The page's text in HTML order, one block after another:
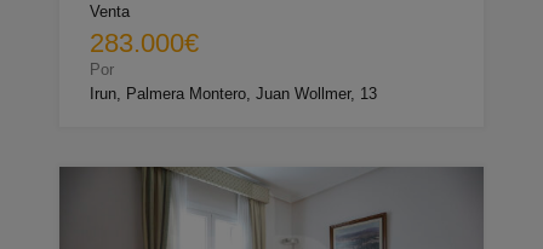
Venta
283.000€
Por
Irun, Palmera Montero, Juan Wollmer, 13